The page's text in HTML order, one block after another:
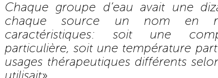
Chaque groupe d’eau avait une
chaque source un nom en
caractéristiques: soit une
particulière, soit une température
usages thérapeutiques différents